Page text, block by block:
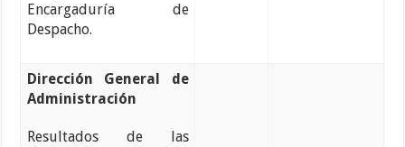
Encargaduría de
Despacho.
Dirección General de
Administración
Resultados de las